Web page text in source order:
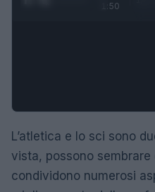
1:50
L’atletica e lo sci sono
vista, possono
condividono numerosi